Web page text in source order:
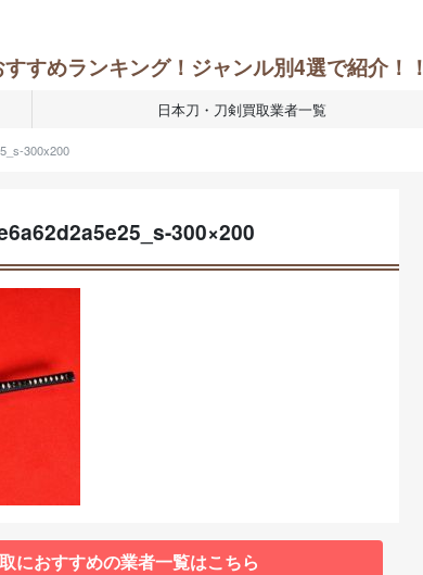
すめランキング！ジャンル別4選で紹介！！
日本刀・刀剣買取業者一覧
300x200
300×200
におすすめの業者一覧はこちら